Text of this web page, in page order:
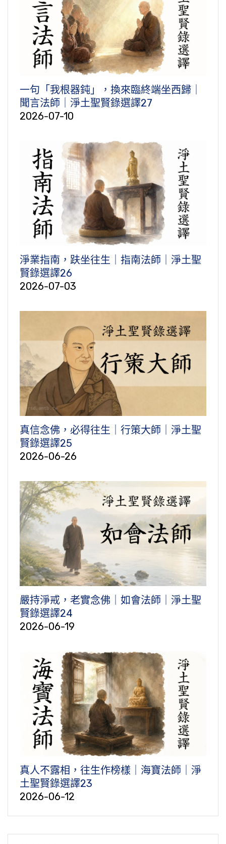
一句「我根器鈍」，換來臨終端坐西歸｜
聞言法師｜淨土聖賢錄選譯27
2026-07-10
淨業指南，趺坐往生｜指南法師｜淨土聖
賢錄選譯26
2026-07-03
真信念佛，必得往生｜行策大師｜淨土聖
賢錄選譯25
2026-06-26
嚴持淨戒，老實念佛｜如會法師｜淨土聖
賢錄選譯24
2026-06-19
真人不露相，往生作榜樣｜海寶法師｜淨
土聖賢錄選譯23
2026-06-12